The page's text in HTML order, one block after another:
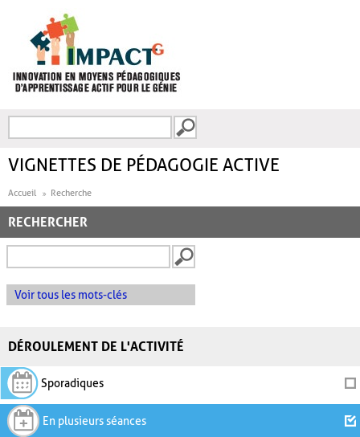
FORMULAIRE DE
VIGNETTES DE PÉDAGOGIE ACTIVE
Accueil Recherche
RECHERCHER
Voir tous les mots-clés
DÉROULEMENT DE L'ACTIVITÉ
Sporadiques
En plusieurs séances